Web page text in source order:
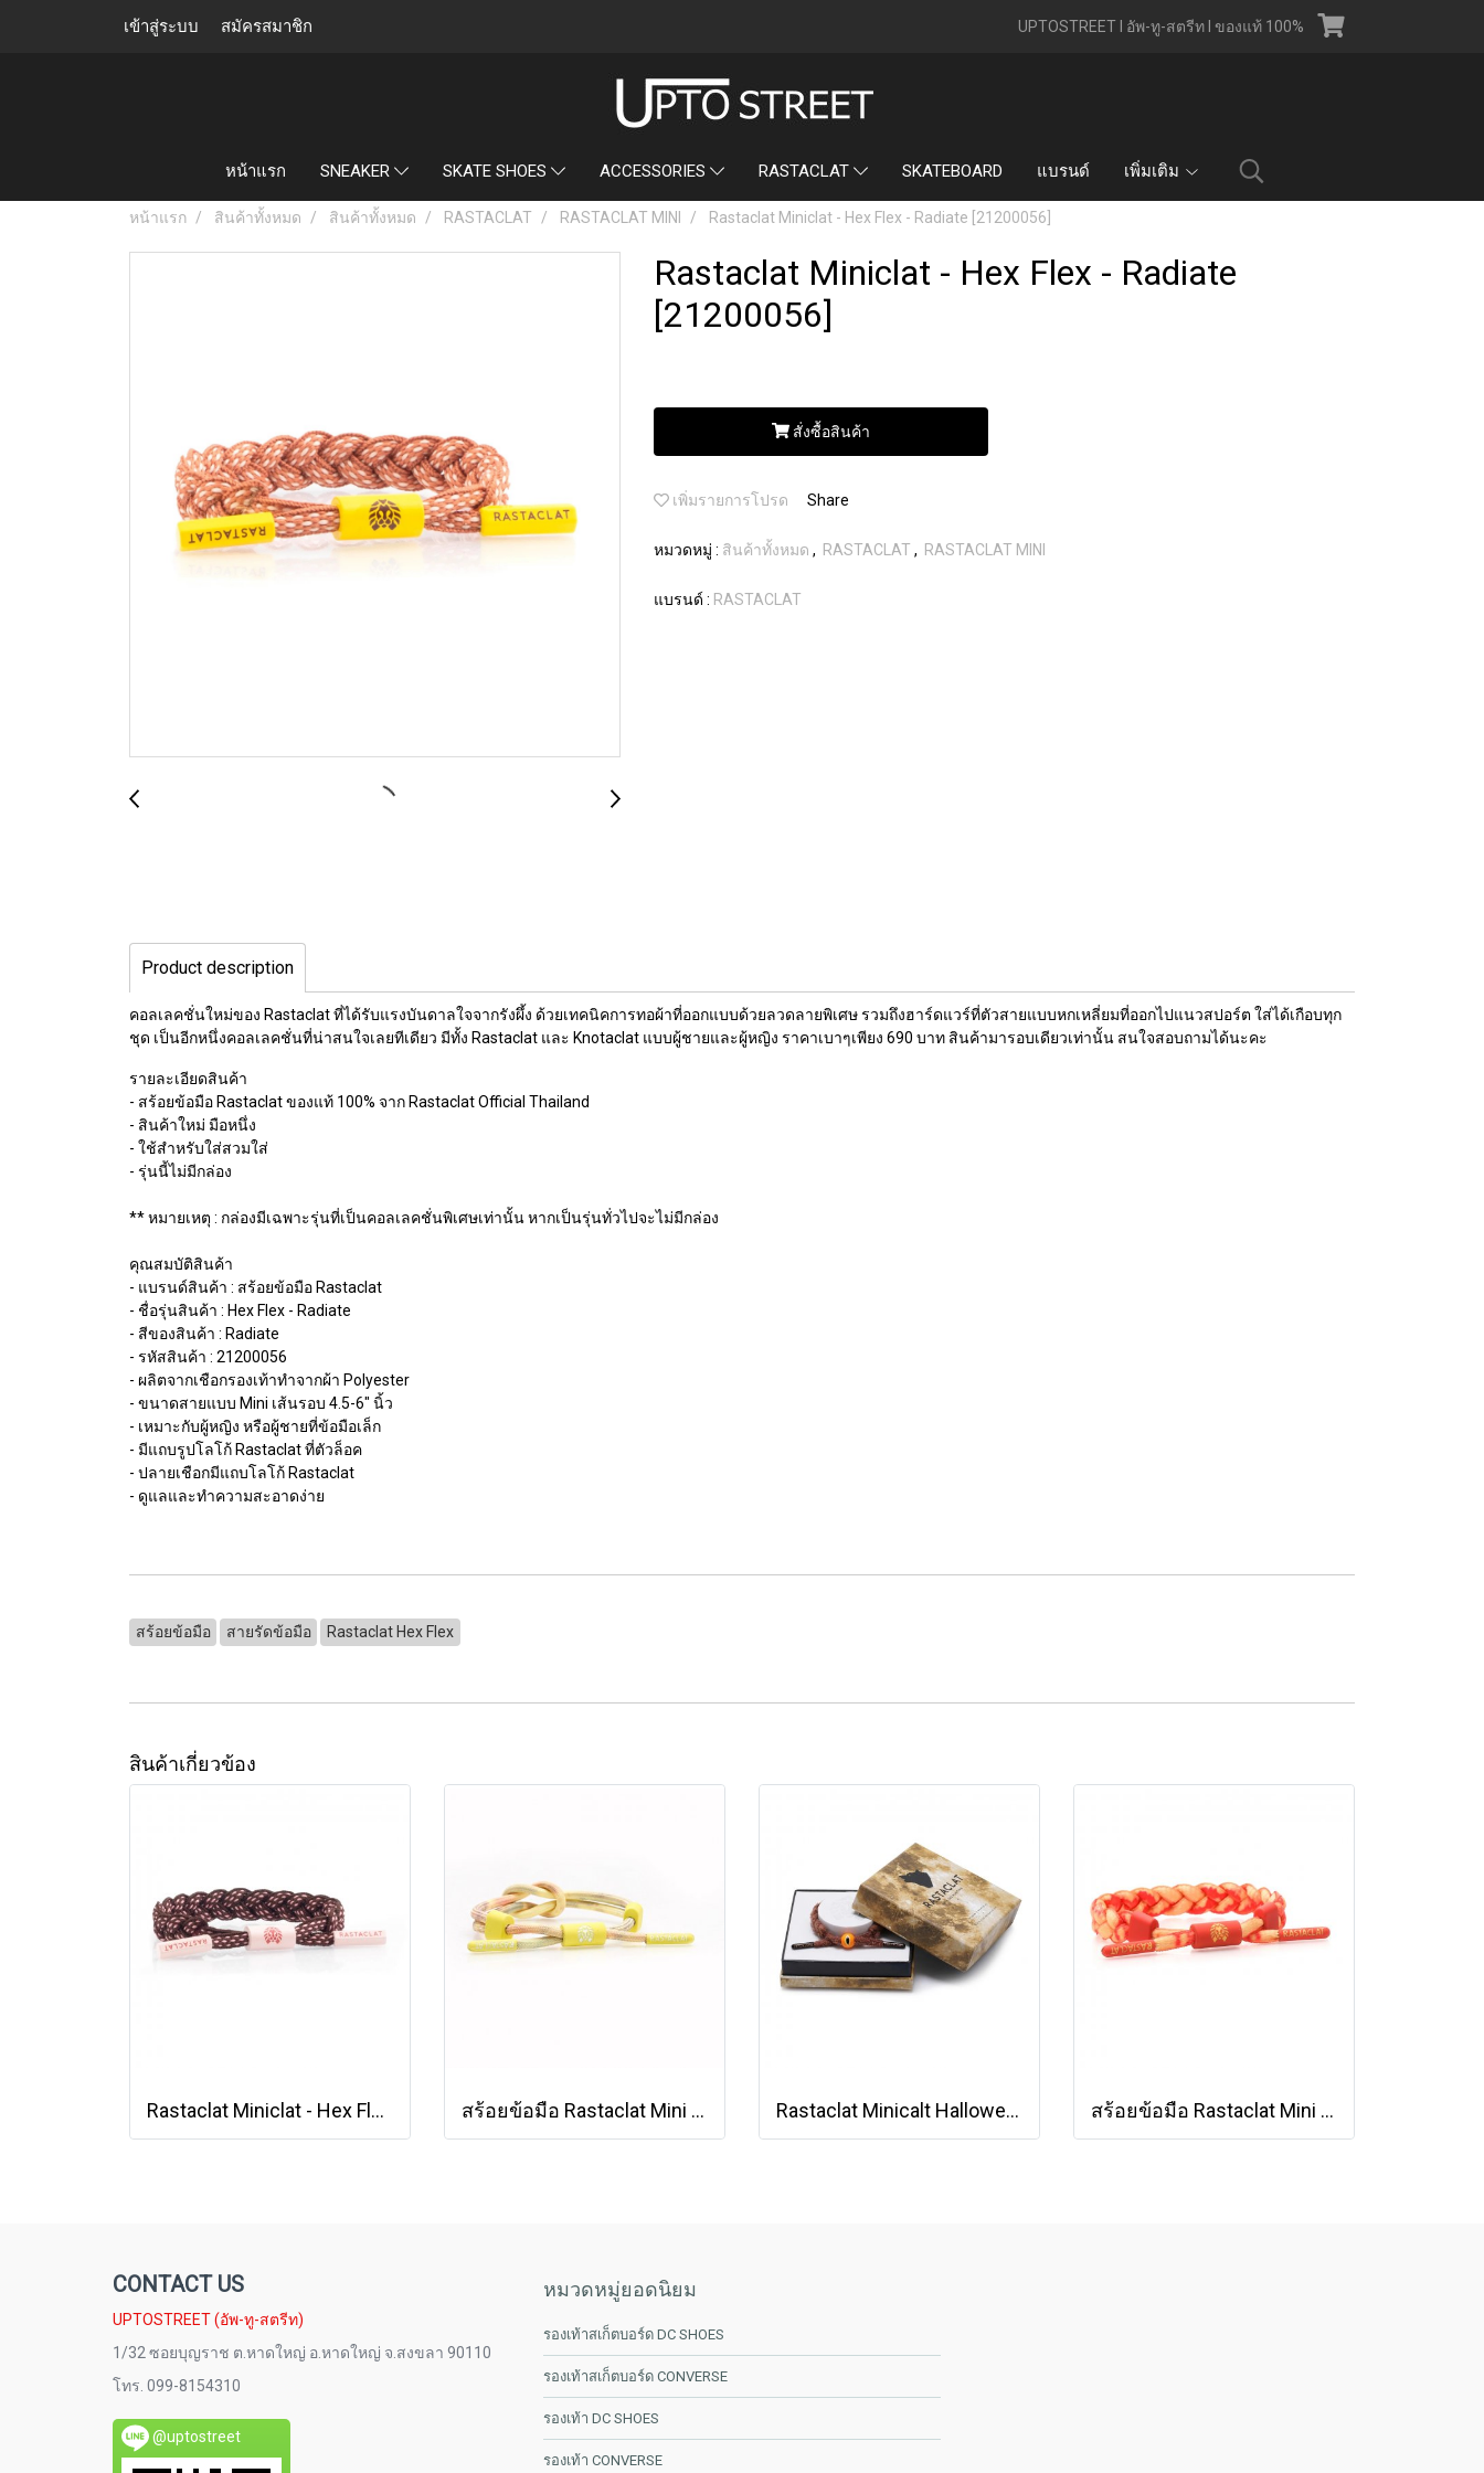
เข้าสู่ระบบ สมัครสมาชิก UPTOSTREET l อัพ-ทู-สตรีท l ของแท้ 100%
หน้าแรก SNEAKER SKATE SHOES ACCESSORIES RASTACLAT SKATEBOARD แบรนด์ เพิ่มเติม
หน้าแรก สินค้าทั้งหมด สินค้าทั้งหมด RASTACLAT RASTACLAT MINI Rastaclat Miniclat - Hex Flex - Radiate [21200056]
Rastaclat Miniclat - Hex Flex - Radiate
[21200056]
สั่งซื้อสินค้า
เพิ่มรายการโปรด Share
หมวดหมู่ : สินค้าทั้งหมด , RASTACLAT , RASTACLAT MINI
แบรนด์ : RASTACLAT
Product description
คอลเลคชั่นใหม่ของ Rastaclat ที่ได้รับแรงบันดาลใจจากรังผึ้ง ด้วยเทคนิคการทอผ้าที่ออกแบบด้วยลวดลายพิเศษ รวมถึงฮาร์ดแวร์ที่ตัวสายแบบหกเหลี่ยมที่ออกไปแนวสปอร์ต ใส่ได้เกือบทุก
ชุด เป็นอีกหนึ่งคอลเลคชั่นที่น่าสนใจเลยทีเดียว มีทั้ง Rastaclat และ Knotaclat แบบผู้ชายและผู้หญิง ราคาเบาๆเพียง 690 บาท สินค้ามารอบเดียวเท่านั้น สนใจสอบถามได้นะคะ
รายละเอียดสินค้า
- สร้อยข้อมือ Rastaclat ของแท้ 100% จาก Rastaclat Official Thailand
- สินค้าใหม่ มือหนึ่ง
- ใช้สำหรับใส่สวมใส่
- รุ่นนี้ไม่มีกล่อง
** หมายเหตุ : กล่องมีเฉพาะรุ่นที่เป็นคอลเลคชั่นพิเศษเท่านั้น หากเป็นรุ่นทั่วไปจะไม่มีกล่อง
คุณสมบัติสินค้า
- แบรนด์สินค้า : สร้อยข้อมือ Rastaclat
- ชื่อรุ่นสินค้า : Hex Flex - Radiate
- สีของสินค้า : Radiate
- รหัสสินค้า : 21200056
- ผลิตจากเชือกรองเท้าทำจากผ้า Polyester
- ขนาดสายแบบ Mini เส้นรอบ 4.5-6" นิ้ว
- เหมาะกับผู้หญิง หรือผู้ชายที่ข้อมือเล็ก
- มีแถบรูปโลโก้ Rastaclat ที่ตัวล็อค
- ปลายเชือกมีแถบโลโก้ Rastaclat
- ดูแลและทำความสะอาดง่าย
สร้อยข้อมือ สายรัดข้อมือ Rastaclat Hex Flex
สินค้าเกี่ยวข้อง
Rastaclat Miniclat - Hex Flex - Velocity [21200053] สร้อยข้อมือ Rastaclat Mini Knotaclat - Desert Haze Collection Journey [21200007YWPR] Rastaclat Minicalt Halloween Monster Pack Wolfie [21400020] สร้อยข้อมือ Rastaclat Mini Desert Haze Collection - Chakra [RCW001CHKA]
CONTACT US
UPTOSTREET (อัพ-ทู-สตรีท)
1/32 ซอยบุญราช ต.หาดใหญ่ อ.หาดใหญ่ จ.สงขลา 90110
โทร. 099-8154310
@uptostreet
หมวดหมู่ยอดนิยม
รองเท้าสเก็ตบอร์ด DC SHOES
รองเท้าสเก็ตบอร์ด CONVERSE
รองเท้า DC SHOES
รองเท้า CONVERSE